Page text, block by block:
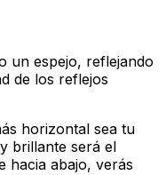
un espejo, reflejando
de los reflejos
horizontal sea tu
brillante será el
hacia abajo, verás